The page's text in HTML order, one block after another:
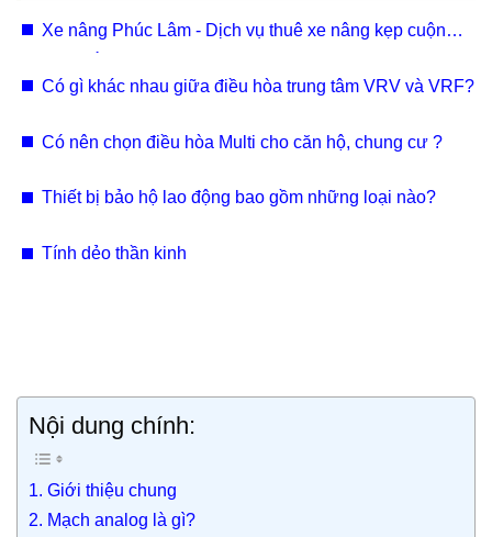
Xe nâng Phúc Lâm - Dịch vụ thuê xe nâng kẹp cuộn
Có gì khác nhau giữa điều hòa trung tâm VRV và VRF?
Có nên chọn điều hòa Multi cho căn hộ, chung cư ?
Thiết bị bảo hộ lao động bao gồm những loại nào?
Tính dẻo thần kinh
Nội dung chính:
1. Giới thiệu chung
2. Mạch analog là gì?